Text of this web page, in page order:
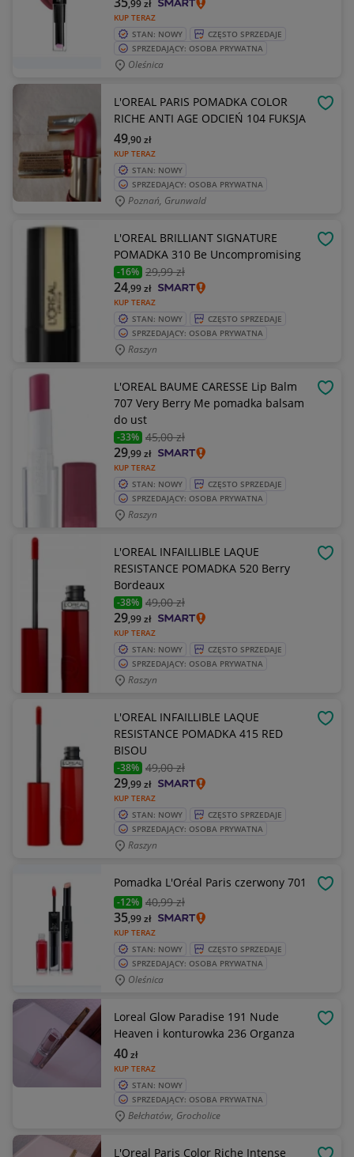
KUP TERAZ
,99zł
STAN: NOWY
CZĘSTO SPRZEDAJE
SPRZEDAJĄCY: OSOBA PRYWATNA
Oleśnica
L'OREAL PARIS POMADKA COLOR
RICHE ANTI AGE ODCIEŃ 104 FUKSJA
KUP TERAZ
49,90zł
STAN: NOWY
SPRZEDAJĄCY: OSOBA PRYWATNA
Poznań, Grunwald
L'OREAL BRILLIANT SIGNATURE
POMADKA 310 Be Uncompromising
-16% 29,99 zł
KUP TERAZ
24,99zł
STAN: NOWY
CZĘSTO SPRZEDAJE
SPRZEDAJĄCY: OSOBA PRYWATNA
Raszyn
L'OREAL BAUME CARESSE Lip Balm
707 Very Berry Me pomadka balsam
do ust
-33% 45,00 zł
KUP TERAZ
29,99zł
STAN: NOWY
CZĘSTO SPRZEDAJE
SPRZEDAJĄCY: OSOBA PRYWATNA
Raszyn
L'OREAL INFAILLIBLE LAQUE
RESISTANCE POMADKA 520 Berry
Bordeaux
-38% 49,00 zł
KUP TERAZ
29,99zł
STAN: NOWY
CZĘSTO SPRZEDAJE
SPRZEDAJĄCY: OSOBA PRYWATNA
Raszyn
L'OREAL INFAILLIBLE LAQUE
RESISTANCE POMADKA 415 RED
BISOU
-38% 49,00 zł
KUP TERAZ
29,99zł
STAN: NOWY
CZĘSTO SPRZEDAJE
SPRZEDAJĄCY: OSOBA PRYWATNA
Raszyn
Pomadka L'Oréal Paris czerwony 701
-12% 40,99 zł
KUP TERAZ
35,99zł
STAN: NOWY
CZĘSTO SPRZEDAJE
SPRZEDAJĄCY: OSOBA PRYWATNA
Oleśnica
Loreal Glow Paradise 191 Nude
Heaven i konturowka 236 Organza
KUP TERAZ
40zł
STAN: NOWY
SPRZEDAJĄCY: OSOBA PRYWATNA
Bełchatów, Grocholice
L'Oreal Paris Color Riche Intense